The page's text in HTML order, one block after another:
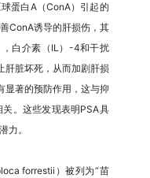
蛋白A（ConA）引起的
ConA诱导的肝损伤，其
白介素（IL）-4和干扰
肝脏坏死，从而加剧肝损
显著的预防作用，这与抑
。这些发现表明PSA具
力。
forrestii）被列为“苗